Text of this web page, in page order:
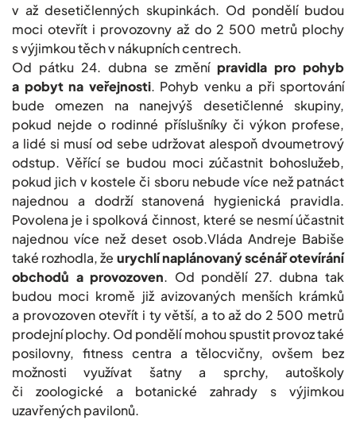
v až desetičlenných skupinkách. Od pondělí budou
moci otevřít i provozovny až do 2 500 metrů plochy
s výjimkou těch v nákupních centrech.
Od pátku 24. dubna se změnípravidla pro pohyb
a pobyt na veřejnosti. Pohyb venku a při sportování
bude omezen na nanejvýš desetičlenné skupiny,
pokud nejde o rodinné příslušníky či výkon profese,
a lidé si musí od sebe udržovat alespoň dvoumetrový
odstup. Věřící se budou moci zúčastnit bohoslužeb,
pokud jich v kostele či sboru nebude více než patnáct
najednou a dodrží stanovená hygienická pravidla.
Povolena je i spolková činnost, které se nesmí účastnit
najednou více než deset osob.Vláda Andreje Babiše
také rozhodla, že urychlí naplánovaný scénář otevírání
obchodů a provozoven. Od pondělí 27. dubna tak
budou moci kromě již avizovaných menších krámků
a provozoven otevřít i ty větší, a to až do 2 500 metrů
prodejní plochy. Od pondělí mohou spustit provoz také
posilovny, fitness centra a tělocvičny, ovšem bez
možnosti využívat šatny a sprchy, autoškoly
či zoologické a botanické zahrady s výjimkou
uzavřených pavilonů.